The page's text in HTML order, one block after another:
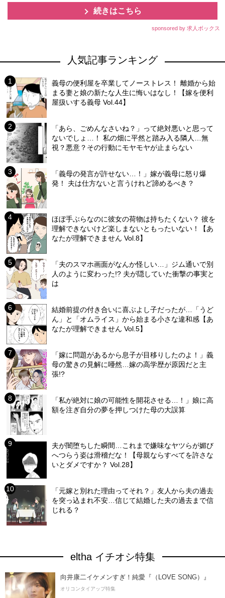
続きはこちら
sponsored by 求人ボックス
人気記事ランキング
義母の便利屋を卒業してノーストレス！ 離婚から始
まる妻と娘の新たな人生に悔いはなし！【嫁を便利
屋扱いする義母 Vol.44】
「あら、ごめんなさいね？」って絶対悪いと思って
ないでしょ…！ 私の畑に平然と踏み入る隣人…無
視？悪意？その行動にモヤモヤが止まらない
「義母の発言が許せない…！」嫁が義母に怒り爆
発！ 夫は仕方ないと言うけれど諦めるべき？
ほぼ手ぶらなのに彼女の荷物は持ちたくない？ 彼を
理解できないけど楽しまないともったいない！【あ
なたが理解できません Vol.8】
「夫のスマホ画面がなんか怪しい…」ジム通いで別
人のように変わった!? 夫が隠していた衝撃の事実と
は
結婚前提の付き合いに喜ぶよし子だったが…「うど
ん」と「オムライス」から始まる小さな違和感【あ
なたが理解できません Vol.5】
「嫁に問題があるから息子が目移りしたのよ！」義
母の驚きの見解に唖然…嫁の高学歴が原因だと主
張!?
「私が絶対に娘の可能性を開花させる…！」娘に高
額を注ぎ自分の夢を押しつけた母の大誤算
夫が闇堕ちした瞬間…これまで嫌味なヤツらが媚び
へつらう姿は滑稽だな！【母親ならすべてを許さな
いとダメですか？ Vol.28】
「元嫁と別れた理由ってそれ？」友人から夫の過去
を突っ込まれ不安…信じて結婚した夫の過去まで信
じれる？
eltha イチオシ特集
向井康二イケメンすぎ！純愛『（LOVE SONG）』
オリコンタイアップ特集